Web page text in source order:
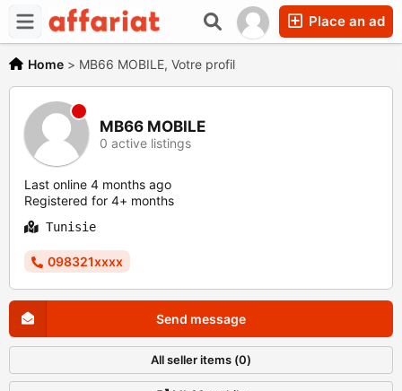
Place an ad
Home > MB66 MOBILE, Votre profil
MB66 MOBILE
0 active listings
Last online 4 months ago
Registered for 4+ months
Tunisie
098321xxxx
Send message
All seller items (0)